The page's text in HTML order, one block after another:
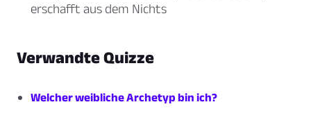
erschafft aus dem Nichts
Verwandte Quizze
Welcher weibliche Archetyp bin ich?